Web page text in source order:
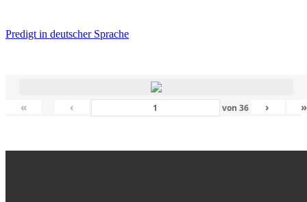
Predigt in deutscher Sprache
« ‹ von 36 › »